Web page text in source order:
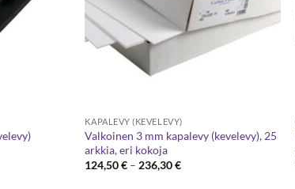
KAPALEVY (KEVELEVY)
Valkoinen 3 mm kapalevy (kevelevy), 25
arkkia, eri kokoja
124,50€ – 236,30€Hintaluokka: